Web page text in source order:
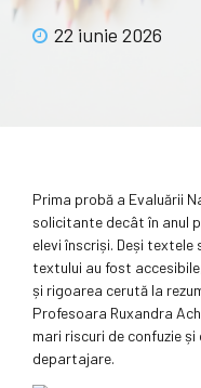
22 iunie 2026
Prima probă a Evaluării
solicitante decât în anul
elevi înscriși. Deși
textului au fost
și rigoarea cerută la
Profesoara Ruxandra
mari riscuri de confuzie
departajare.